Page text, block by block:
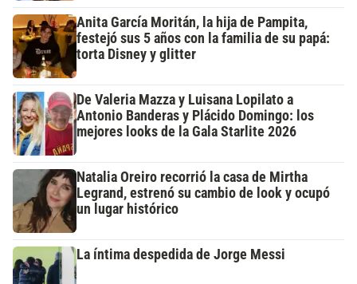
Anita García Moritán, la hija de Pampita,
festejó sus 5 años con la familia de su papá:
torta Disney y glitter
De Valeria Mazza y Luisana Lopilato a
Antonio Banderas y Plácido Domingo: los
mejores looks de la Gala Starlite 2026
Natalia Oreiro recorrió la casa de Mirtha
Legrand, estrenó su cambio de look y ocupó
un lugar histórico
La íntima despedida de Jorge Messi